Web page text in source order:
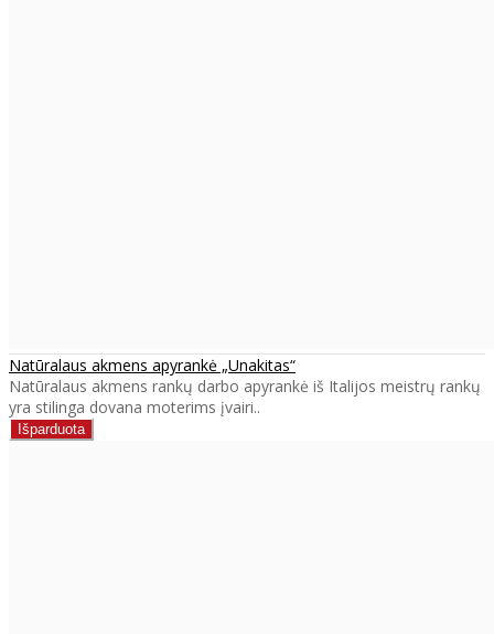
Natūralaus akmens apyrankė „Unakitas“
Natūralaus akmens rankų darbo apyrankė iš Italijos meistrų rankų
yra stilinga dovana moterims įvairi..